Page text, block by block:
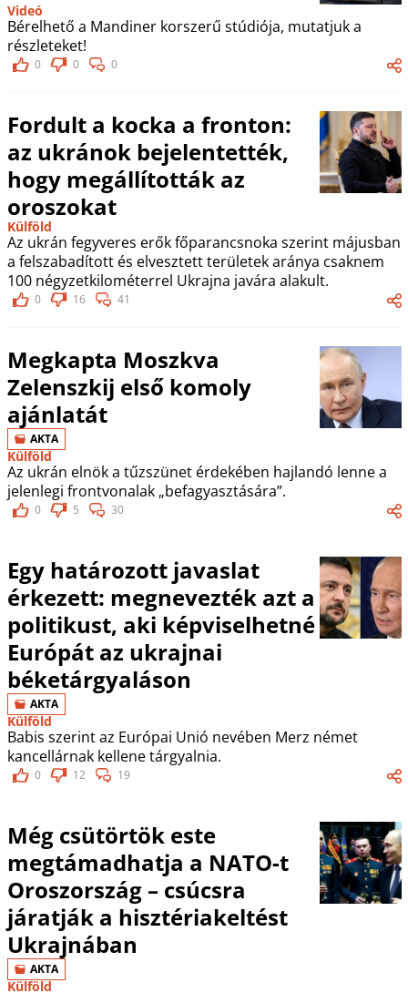
Videó
Bérelhető a Mandiner korszerű stúdiója, mutatjuk a
részleteket!
0 0 0
Fordult a kocka a fronton:
az ukránok bejelentették,
hogy megállították az
oroszokat
Külföld
Az ukrán fegyveres erők főparancsnoka szerint májusban
a felszabadított és elvesztett területek aránya csaknem
100 négyzetkilométerrel Ukrajna javára alakult.
0 16 41
Megkapta Moszkva
Zelenszkij első komoly
ajánlatát
AKTA
Külföld
Az ukrán elnök a tűzszünet érdekében hajlandó lenne a
jelenlegi frontvonalak „befagyasztására”.
0 5 30
Egy határozott javaslat
érkezett: megnevezték azt a
politikust, aki képviselhetné
Európát az ukrajnai
béketárgyaláson
AKTA
Külföld
Babis szerint az Európai Unió nevében Merz német
kancellárnak kellene tárgyalnia.
0 12 19
Még csütörtök este
megtámadhatja a NATO-t
Oroszország – csúcsra
járatják a hisztériakeltést
Ukrajnában
AKTA
Külföld